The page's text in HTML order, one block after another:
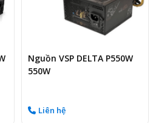
Nguồn VSP DELTA P550W
550W
Liên hệ